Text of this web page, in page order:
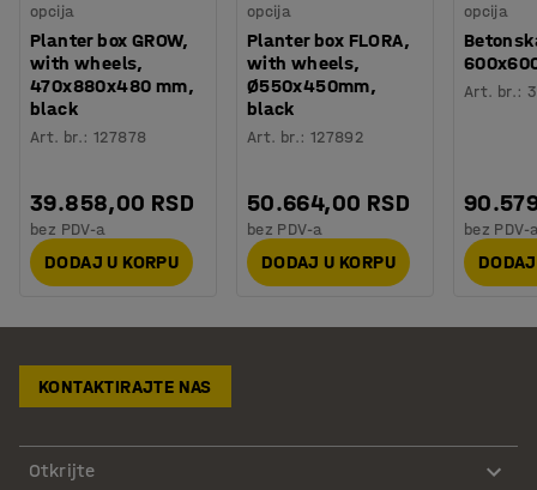
opcija
Planter box GROW,
with wheels,
470x880x480 mm,
black
Art. br.:127878
39.858,00 RSD
bez PDV-a
DODAJ U KORPU
opcija
Planter box FLORA,
with wheels,
Ø550x450mm,
black
Art. br.: 127892
50.664,00 RSD
bez PDV-a
DODAJ U KORPU
opcija
Art. br.:
bez PDV-
KONTAKTIRAJTE NAS
Otkrijte